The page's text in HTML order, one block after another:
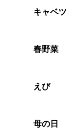
キャベツ
春野菜
えび
母の日